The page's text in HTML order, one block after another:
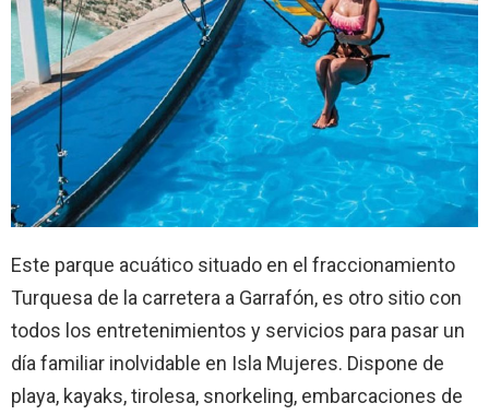
Este parque acuático situado en el fraccionamiento
Turquesa de la carretera a Garrafón, es otro sitio con
todos los entretenimientos y servicios para pasar un
día familiar inolvidable en Isla Mujeres. Dispone de
playa, kayaks, tirolesa, snorkeling, embarcaciones de